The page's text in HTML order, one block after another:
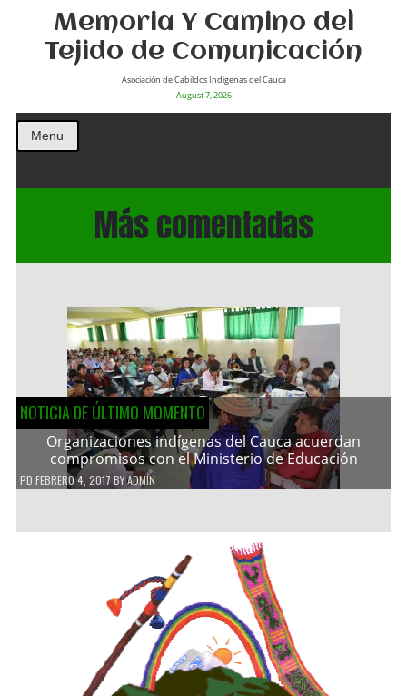
Memoria Y Camino del
Tejido de Comunicación
Asociación de Cabildos Indìgenas del Cauca
August 7, 2026
Menu
Más comentadas
NOTICIA DE ÚLTIMO MOMENTO
Organizaciones indígenas del Cauca acuerdan
compromisos con el Ministerio de Educación
PD FEBRERO 4, 2017 BYADMIN